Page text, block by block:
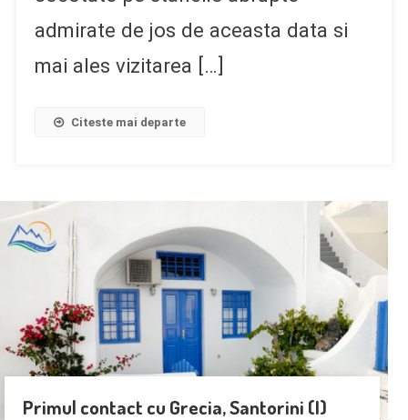
admirate de jos de aceasta data si
mai ales vizitarea […]
Citeste mai departe
Primul contact cu Grecia, Santorini (I)